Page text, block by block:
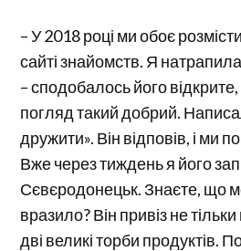
– У 2018 році ми обоє
сайті знайомств. Я
– сподобалось його
погляд такий добрий.
дружити». Він відповів, і ми
Вже через тиждень я його
Сєвєродонецьк. Знаєте, що
вразило? Він привіз не
дві великі торби продуктів.